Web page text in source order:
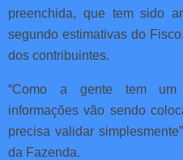
preenchida, que tem sido
segundo estimativas do
dos contribuintes.
“Como a gente tem um
informações vão sendo
precisa validar
da Fazenda.